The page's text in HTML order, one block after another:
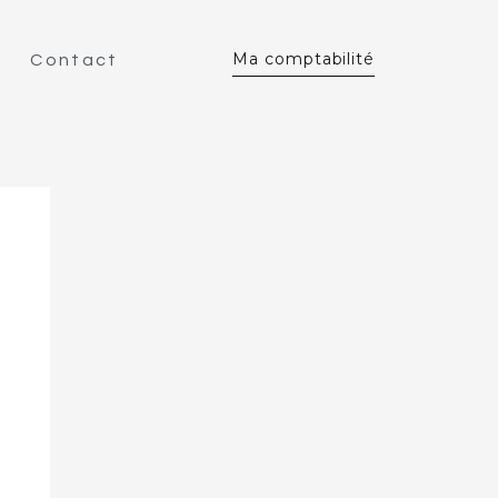
Contact Ma comptabilité